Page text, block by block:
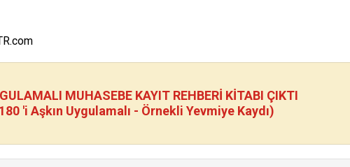
MUHASEBE KAYIT REHBERİ KİTABI ÇIKTI
'i Aşkın Uygulamalı - Örnekli Yevmiye Kaydı)